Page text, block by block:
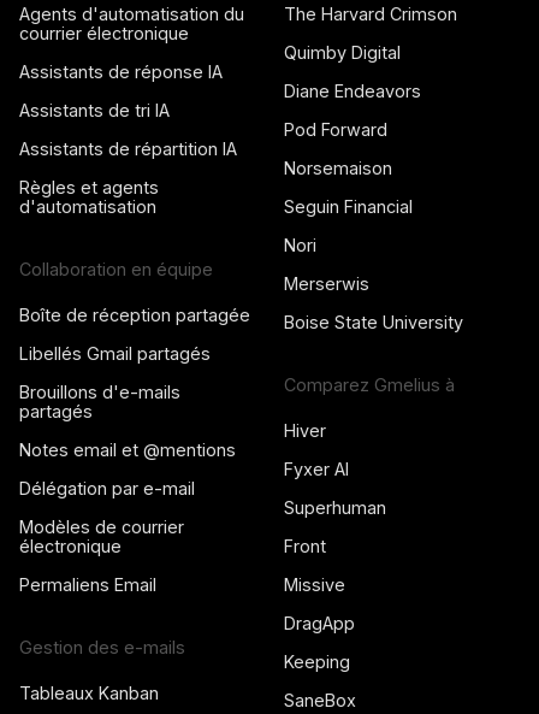
Agents d'automatisation du
courrier électronique
Assistants de réponse IA
Assistants de tri IA
Assistants de répartition IA
Règles et agents
d'automatisation
Collaboration en équipe
Boîte de réception partagée
Libellés Gmail partagés
Brouillons d'e-mails
partagés
Notes email et @mentions
Délégation par e-mail
Modèles de courrier
électronique
Permaliens Email
Gestion des e-mails
Tableaux Kanban
The Harvard Crimson
Quimby Digital
Diane Endeavors
Pod Forward
Norsemaison
Seguin Financial
Nori
Merserwis
Boise State University
Comparez Gmelius à
Hiver
Fyxer AI
Superhuman
Front
Missive
DragApp
Keeping
SaneBox